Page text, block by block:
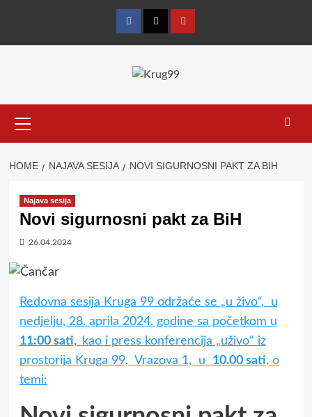
FacebookTwitterYouTube
Menu
HOME NAJAVA SESIJA NOVI SIGURNOSNI PAKT ZA BIH
Najava sesija
Novi sigurnosni pakt za BiH
26.04.2024
Redovna sesija Kruga 99 održaće se „u živo“, u
nedjelju, 28. aprila 2024. godine sa početkom u
11:00 sati, kao i press konferencija „uživo“ iz
prostorija Kruga 99, Vrazova 1, u 10.00 sati, o
temi: